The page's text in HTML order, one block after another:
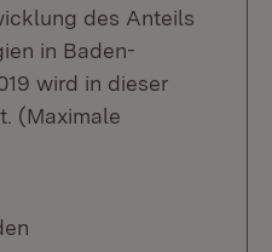
des Anteils
in Baden-
wird in dieser
(Maximale